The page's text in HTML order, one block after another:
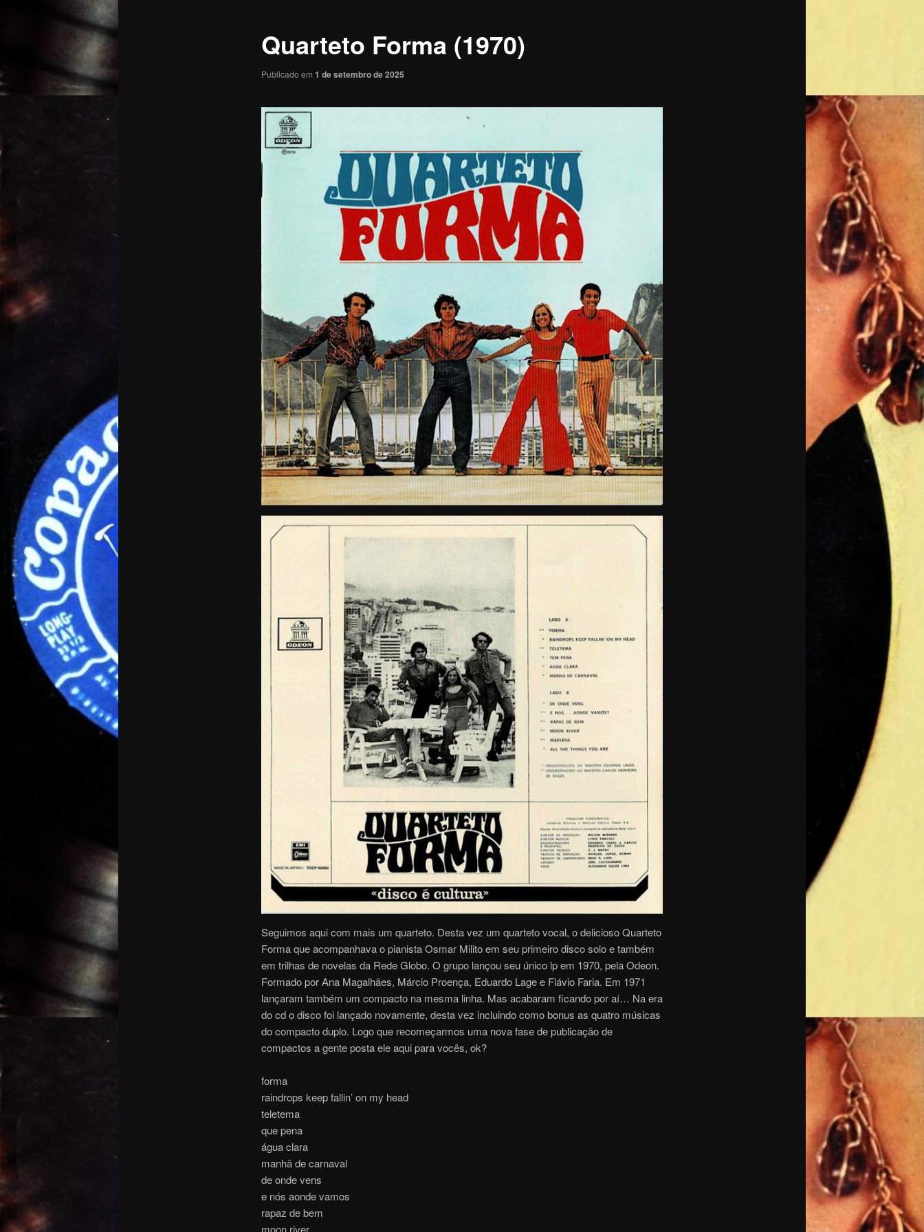
Quarteto Forma (1970)
Publicado em 1 de setembro de 2025
Seguimos aqui com mais um quarteto. Desta vez um quarteto vocal, o delicioso Quarteto
Forma que acompanhava o pianista Osmar Milito em seu primeiro disco solo e também
em trilhas de novelas da Rede Globo. O grupo lançou seu único lp em 1970, pela Odeon.
Formado por Ana Magalhães, Márcio Proença, Eduardo Lage e Flávio Faria. Em 1971
lançaram também um compacto na mesma linha. Mas acabaram ficando por aí… Na era
do cd o disco foi lançado novamente, desta vez incluindo como bonus as quatro músicas
do compacto duplo. Logo que recomeçarmos uma nova fase de publicação de
compactos a gente posta ele aqui para vocês, ok?
forma
raindrops keep fallin’ on my head
teletema
que pena
água clara
manhã de carnaval
de onde vens
e nós aonde vamos
rapaz de bem
moon river